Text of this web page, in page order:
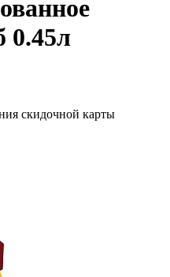
0.45л
скидочной карты